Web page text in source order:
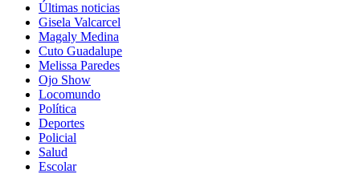
Últimas noticias
Gisela Valcarcel
Magaly Medina
Cuto Guadalupe
Melissa Paredes
Ojo Show
Locomundo
Política
Deportes
Policial
Salud
Escolar